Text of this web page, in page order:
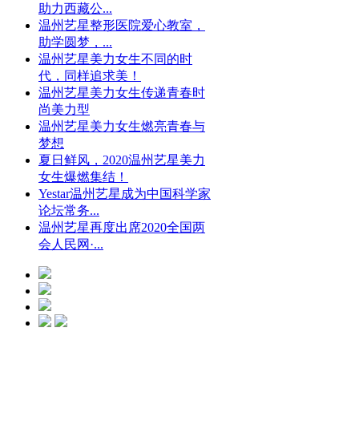
助力西藏公...
温州艺星整形医院爱心教室，
助学圆梦，...
温州艺星美力女生不同的时
代，同样追求美！
温州艺星美力女生传递青春时
尚美力型
温州艺星美力女生燃亮青春与
梦想
夏日鲜风，2020温州艺星美力
女生爆燃集结！
Yestar温州艺星成为中国科学家
论坛常务...
温州艺星再度出席2020全国两
会人民网·...